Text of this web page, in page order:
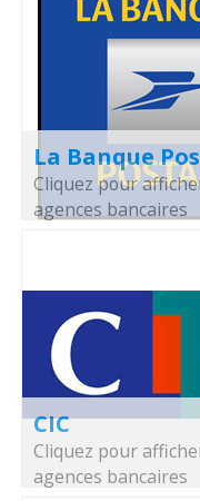
La Banque
Cliquez pour
agences bancaires
CIC
Cliquez pour
agences bancaires